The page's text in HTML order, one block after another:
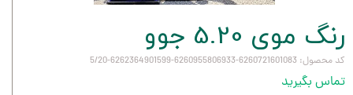
رنگ موی 5.20 جوو
کد محصول: 6260721601083-6260955806933-6262364901599-5/20
تماس بگیرید